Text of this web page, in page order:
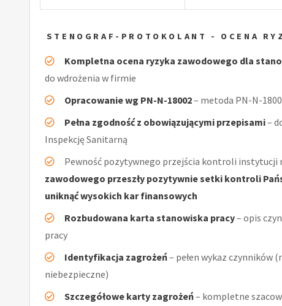
STENOGRAF-PROTOKOLANT - OCENA
Kompletna ocena ryzyka zawodowego dla
do wdrożenia w firmie
Opracowanie wg PN-N-18002– metoda PN-N-
Pełna zgodność z obowiązującymi przepisami–
Inspekcję Sanitarną
Pewność pozytywnego przejścia kontroli instytucji
zawodowego przeszły pozytywnie setki kontroli
uniknąć wysokich kar finansowych
Rozbudowana karta stanowiska pracy– opis
pracy
Identyfikacja zagrożeń– pełen wykaz czynników
niebezpieczne)
Szczegółowe karty zagrożeń– kompletne